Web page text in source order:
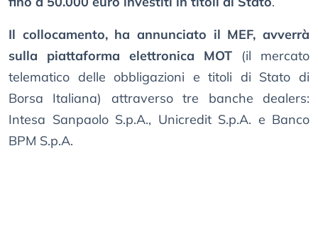
Il collocamento, ha annunciato il MEF, avverrà
sulla piattaforma elettronica MOT (il mercato
telematico delle obbligazioni e titoli di Stato di
Borsa Italiana) attraverso tre banche dealers:
Intesa Sanpaolo S.p.A., Unicredit S.p.A. e Banco
BPM S.p.A.